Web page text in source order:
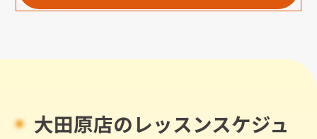
大田原店のレッスンスケジュ